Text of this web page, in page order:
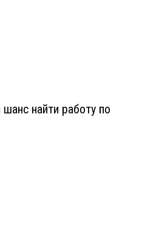
найти работу по